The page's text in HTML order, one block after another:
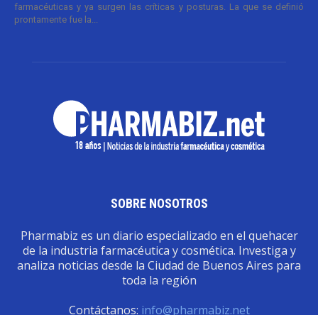
farmacéuticas y ya surgen las críticas y posturas. La que se definió
prontamente fue la...
SOBRE NOSOTROS
Pharmabiz es un diario especializado en el quehacer
de la industria farmacéutica y cosmética. Investiga y
analiza noticias desde la Ciudad de Buenos Aires para
toda la región
Contáctanos: info@pharmabiz.net